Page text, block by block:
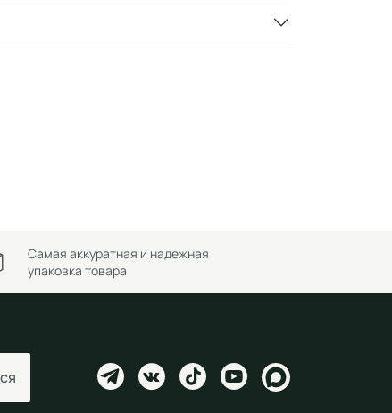
Самая аккуратная и надежная
упаковка товара